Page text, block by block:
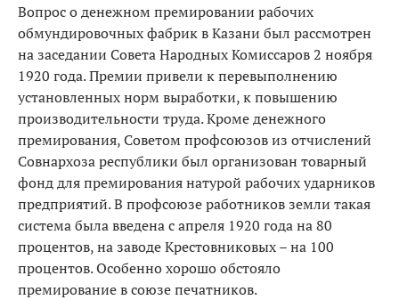
Вопрос о денежном премировании рабочих
обмундировочных фабрик в Казани был рассмотрен
на заседании Совета Народных Комиссаров 2 ноября
1920 года. Премии привели к перевыполнению
установленных норм выработки, к повышению
производительности труда. Кроме денежного
премирования, Советом профсоюзов из отчислений
Совнархоза республики был организован товарный
фонд для премирования натурой рабочих ударников
предприятий. В профсоюзе работников земли такая
система была введена с апреля 1920 года на 80
процентов, на заводе Крестовниковых – на 100
процентов. Особенно хорошо обстояло
премирование в союзе печатников.